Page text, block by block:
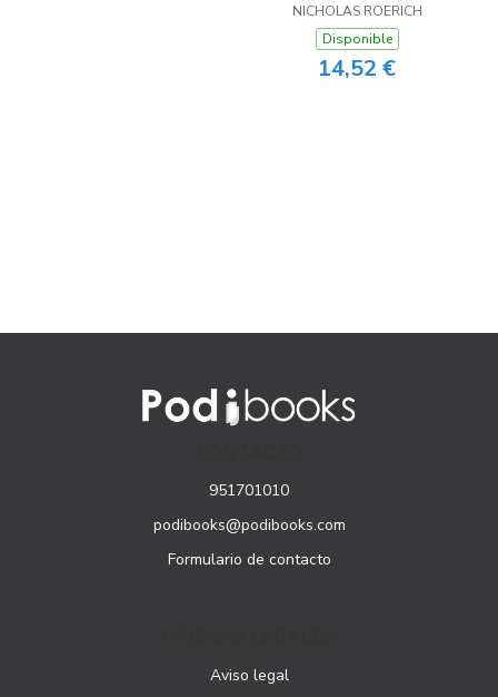
NICHOLAS ROERICH
Disponible
14,52 €
951701010
podibooks@podibooks.com
Formulario de contacto
Aviso legal